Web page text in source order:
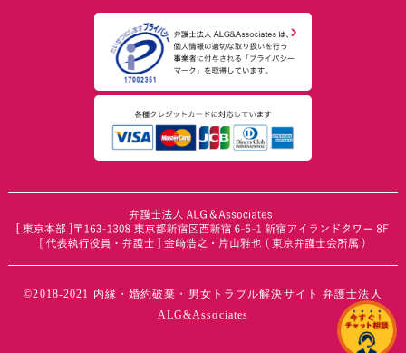
©2018-2021 内縁・婚約破棄・男女トラブル解決サイト 弁護士法人
ALG&Associates